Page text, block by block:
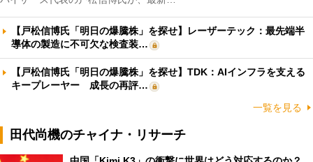
【戸松信博氏「明日の爆騰株」を探せ】レーザーテック：最先端半
導体の製造に不可欠な検査装…
【戸松信博氏「明日の爆騰株」を探せ】TDK：AIインフラを支える
キープレーヤー 成長の再評…
一覧を見る
田代尚機のチャイナ・リサーチ